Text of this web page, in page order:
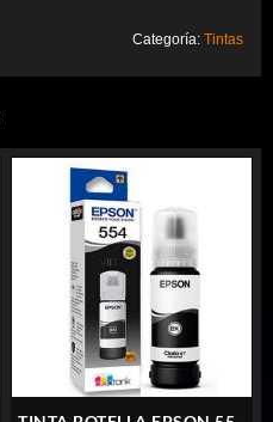
Categoría: Tintas